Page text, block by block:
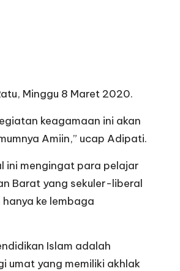
Minggu 8 Maret 2020.
keagamaan ini akan
Amiin,” ucap Adipati.
ini mengingat para pelajar
Barat yang sekuler-liberal
ke lembaga
Islam adalah
umat yang memiliki akhlak